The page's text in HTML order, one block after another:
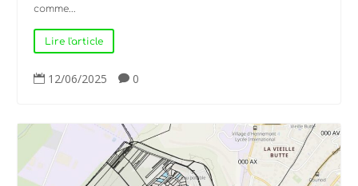
comme...
Lire l'article
 12/06/2025  0